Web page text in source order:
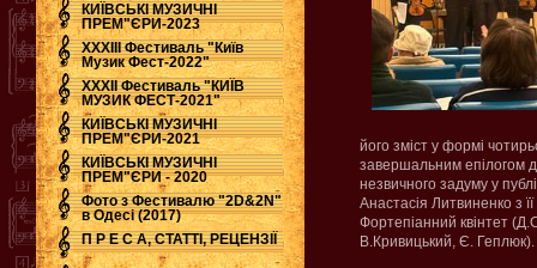
КИЇВСЬКІ МУЗИЧНІ
ПРЕМ"ЄРИ-2023
ХХХІІІ Фестиваль "Київ
Музик Фест-2022"
ХХХІІ Фестиваль "КИЇВ
МУЗИК ФЕСТ-2021"
КИЇВСЬКІ МУЗИЧНІ
ПРЕМ"ЄРИ-2021
КИЇВСЬКІ МУЗИЧНІ
ПРЕМ"ЄРИ - 2020
Фото з Фестивалю "2D&2N"
в Одесі (2017)
П Р Е С А, СТАТТІ, РЕЦЕНЗІЇ
його зміст у формі
завершальним епілогом
незвичного задуму у
Анастасія Литвиненко з
Фортепіанний квінтет
В.Кривицький, Є. Геплюк).